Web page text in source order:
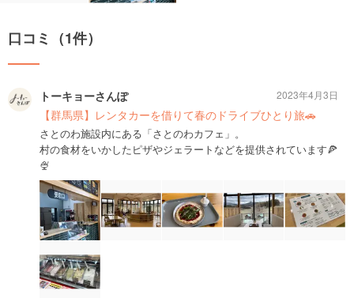
口コミ（1件）
トーキョーさんぽ
【群馬県】レンタカーを借りて春のドライブひとり旅🚗
さとのわ施設内にある「さとのわカフェ」。
村の食材をいかしたピザやジェラートなどを提供されています🍕
🍨
2023年4月3日